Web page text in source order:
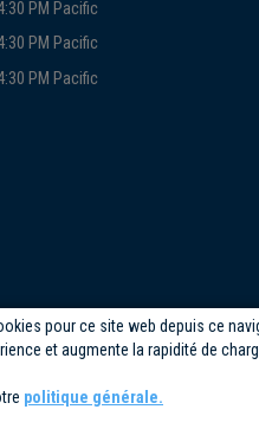
pour ce site web depuis ce
et augmente la rapidité de
politique générale.
PM Pacific
PM Pacific
PM Pacific